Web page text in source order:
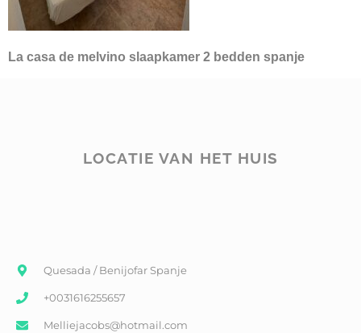
La casa de melvino slaapkamer 2 bedden spanje
LOCATIE VAN HET HUIS
Quesada / Benijofar Spanje
+0031616255657
Melliejacobs@hotmail.com